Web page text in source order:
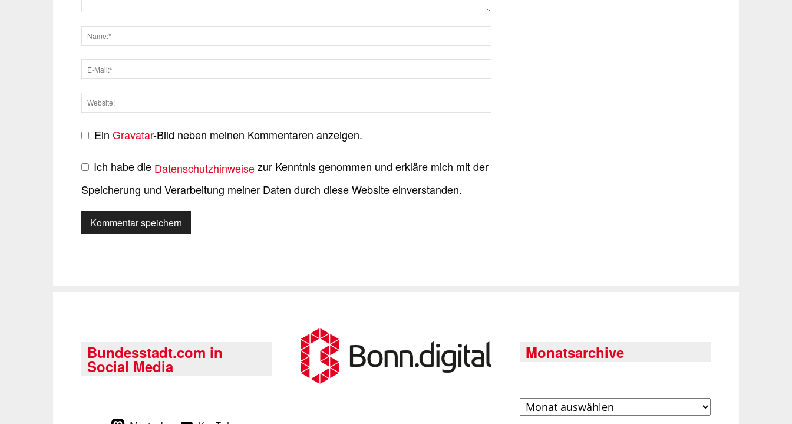
EinGravatar-Bild neben meinen Kommentaren anzeigen.
Ich habe die Datenschutzhinweisezur Kenntnis genommen und erkläre mich mit der
Speicherung und Verarbeitung meiner Daten durch diese Website einverstanden.
Bundesstadt.com in
Social Media
Monatsarchive
Archiv